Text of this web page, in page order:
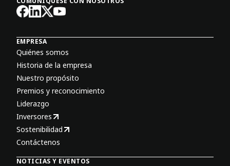
EMPRESA
Quiénes somos
Historia de la empresa
Nuestro propósito
Premios y reconocimiento
Liderazgo
Inversores
Sostenibilidad
Contáctenos
NOTICIAS Y EVENTOS